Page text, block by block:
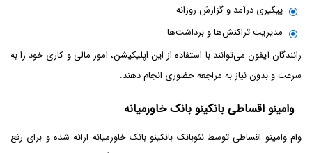
پیگیری درآمد و گزارش روزانه
مدیریت تراکنش‌ها و برداشت‌ها
رانندگان آیفون می‌توانند با استفاده از این اپلیکیشن، امور مالی و کاری خود را به
سرعت و بدون نیاز به مراجعه حضوری انجام دهند.
وامینو اقساطی بانکینو بانک خاورمیانه
وام وامینو اقساطی توسط نئوبانک بانکینو بانک خاورمیانه ارائه شده و برای رفع